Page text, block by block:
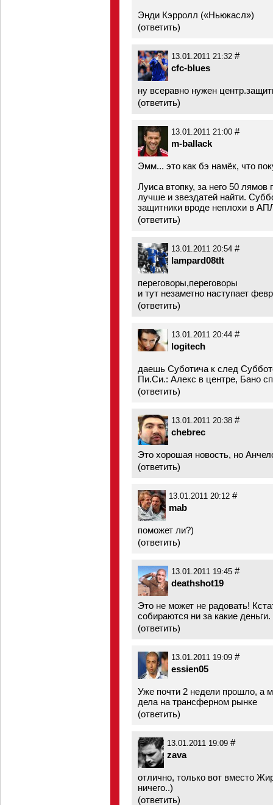
Энди Кэрролл («Ньюкасл»)
(ответить)
13.01.2011 21:32 #
cfc-blues
ну всеравно нужен
(ответить)
13.01.2011 21:00 #
m-ballack
Эмм... это как бэ намёк, что
Луиса втопку, за него 50 лямов
лучше и звездатей найти.
защитники вроде неплохи в
(ответить)
13.01.2011 20:54 #
lampard08tlt
переговоры,переговоры
и тут незаметно наступает
(ответить)
13.01.2011 20:44 #
logitech
даешь Суботича к след
Пи.Си.: Алекс в центре, Бано
(ответить)
13.01.2011 20:38 #
chebrec
Это хорошая новость, но
(ответить)
13.01.2011 20:12 #
mab
поможет ли?)
(ответить)
13.01.2011 19:45 #
deathshot19
Это не может не радовать!
собираются ни за какие деньги.
(ответить)
13.01.2011 19:09 #
essien05
Уже почти 2 недели прошло, а
дела на трансферном рынке
(ответить)
13.01.2011 19:09 #
zava
отлично, только вот вместо
ничего..)
(ответить)